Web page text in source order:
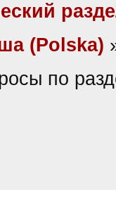
(Polska)
по